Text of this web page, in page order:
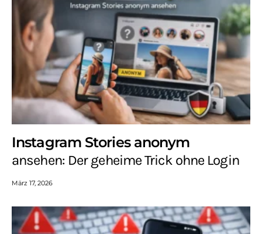
Instagram Stories anonym
ansehen: Der geheime Trick ohne Login
März 17, 2026